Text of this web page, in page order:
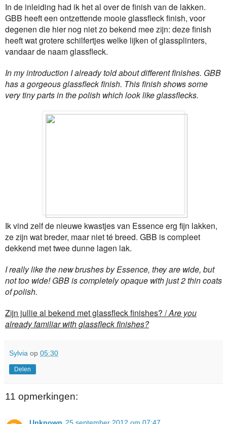
In de inleiding had ik het al over de finish van de lakken.
GBB heeft een ontzettende mooie glassfleck finish, voor
degenen die hier nog niet zo bekend mee zijn: deze finish
heeft wat grotere schilfertjes welke lijken of glassplinters,
vandaar de naam glassfleck.
In my introduction I already told about different finishes. GBB
has a gorgeous glassfleck finish. This finish shows some
very tiny parts in the polish which look like glassflecks.
Ik vind zelf de nieuwe kwastjes van Essence erg fijn lakken,
ze zijn wat breder, maar niet té breed. GBB is compleet
dekkend met twee dunne lagen lak.
I really like the new brushes by Essence, they are wide, but
not too wide! GBB is completely opaque with just 2 thin coats
of polish.
Zijn jullie al bekend met glassfleck finishes? /Are you
already familiar with glassfleck finishes?
Sylvia op 05:30
Delen
11 opmerkingen: